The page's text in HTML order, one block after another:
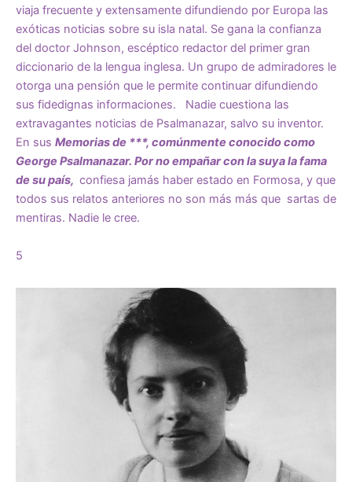
viaja frecuente y extensamente difundiendo por Europa las
exóticas noticias sobre su isla natal. Se gana la confianza
del doctor Johnson, escéptico redactor del primer gran
diccionario de la lengua inglesa. Un grupo de admiradores le
otorga una pensión que le permite continuar difundiendo
sus fidedignas informaciones. Nadie cuestiona las
extravagantes noticias de Psalmanazar, salvo su inventor.
En sus Memorias de ***, comúnmente conocido como
George Psalmanazar. Por no empañar con la suya la fama
de su país, confiesa jamás haber estado en Formosa, y que
todos sus relatos anteriores no son más más que sartas de
mentiras. Nadie le cree.
5